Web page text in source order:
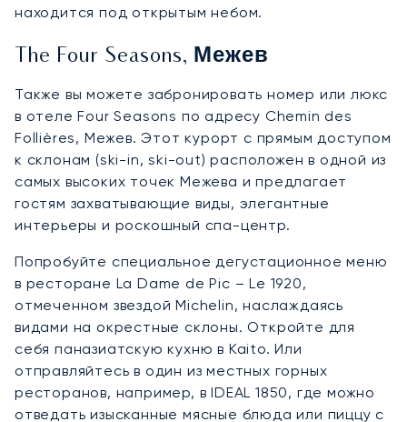
находится под открытым небом.
The Four Seasons, Межев
Также вы можете забронировать номер или люкс
в отеле Four Seasons по адресу Chemin des
Follières, Межев. Этот курорт с прямым доступом
к склонам (ski-in, ski-out) расположен в одной из
самых высоких точек Межева и предлагает
гостям захватывающие виды, элегантные
интерьеры и роскошный спа-центр.
Попробуйте специальное дегустационное меню
в ресторане La Dame de Pic – Le 1920,
отмеченном звездой Michelin, наслаждаясь
видами на окрестные склоны. Откройте для
себя паназиатскую кухню в Kaito. Или
отправляйтесь в один из местных горных
ресторанов, например, в IDEAL 1850, где можно
отведать изысканные мясные блюда или пиццу с